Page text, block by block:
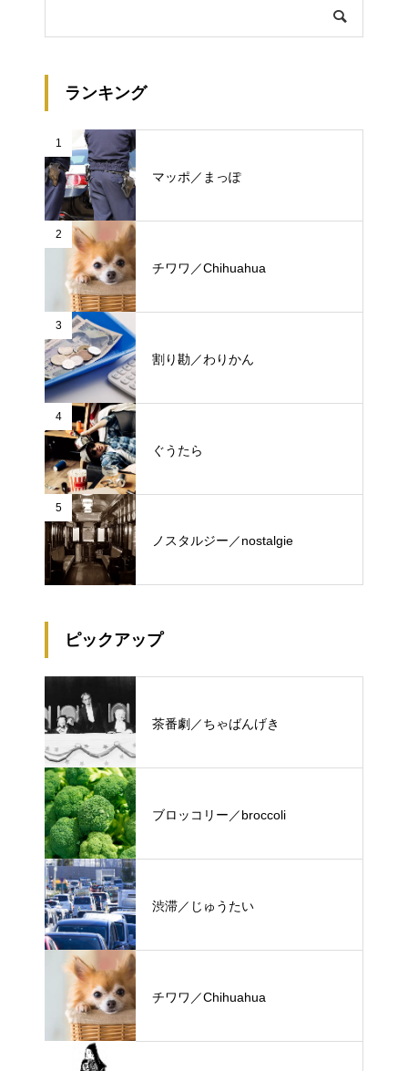
ランキング
1
マッポ／まっぽ
2
チワワ／Chihuahua
3
割り勘／わりかん
4
ぐうたら
5
ノスタルジー／nostalgie
ピックアップ
茶番劇／ちゃばんげき
ブロッコリー／broccoli
渋滞／じゅうたい
チワワ／Chihuahua